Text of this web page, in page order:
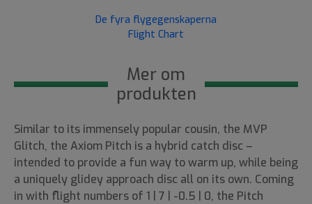
De fyra flygegenskaperna
Flight Chart
Mer om
produkten
Similar to its immensely popular cousin, the MVP
Glitch, the Axiom Pitch is a hybrid catch disc –
intended to provide a fun way to warm up, while being
a uniquely glidey approach disc all on its own. Coming
in with flight numbers of 1 | 7 | -0.5 | 0, the Pitch